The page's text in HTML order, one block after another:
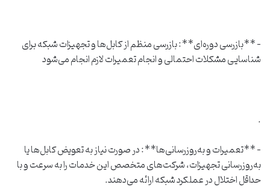
– **بازرسی دوره‌ای**: بازرسی منظم از کابل‌ها و تجهیزات شبکه برای
شناسایی مشکلات احتمالی و انجام تعمیرات لازم انجام می‌شود
.
– **تعمیرات و به‌روزرسانی‌ها**: در صورت نیاز به تعویض کابل‌ها یا
به‌روزرسانی تجهیزات، شرکت‌های متخصص این خدمات را به سرعت و با
حداقل اختلال در عملکرد شبکه ارائه می‌دهند.